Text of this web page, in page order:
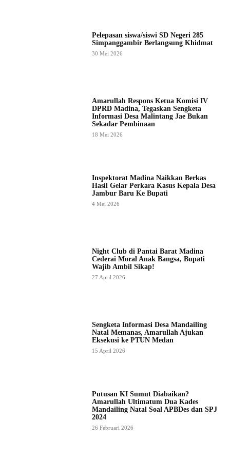
Pelepasan siswa/siswi SD Negeri 285
Simpanggambir Berlangsung Khidmat
30 Mei 2026
Amarullah Respons Ketua Komisi IV
DPRD Madina, Tegaskan Sengketa
Informasi Desa Malintang Jae Bukan
Sekadar Pembinaan
18 Mei 2026
Inspektorat Madina Naikkan Berkas
Hasil Gelar Perkara Kasus Kepala Desa
Jambur Baru Ke Bupati
4 Mei 2026
Night Club di Pantai Barat Madina
Cederai Moral Anak Bangsa, Bupati
Wajib Ambil Sikap!
27 April 2026
Sengketa Informasi Desa Mandailing
Natal Memanas, Amarullah Ajukan
Eksekusi ke PTUN Medan
15 April 2026
Putusan KI Sumut Diabaikan?
Amarullah Ultimatum Dua Kades
Mandailing Natal Soal APBDes dan SPJ
2024
26 Februari 2026